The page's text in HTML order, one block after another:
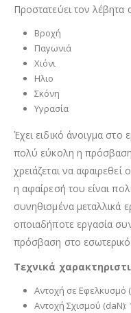
Προστατεύει τον λέβητα
Βροχή
Παγωνιά
Χιόνι
Ηλιο
Σκόνη
Υγρασία
Έχει ειδικό άνοιγμα στο
πολύ εύκολη η
χρειάζεται να
η αφαίρεσή του είναι
συνηθισμένα μεταλλικά
οποιαδήποτε εργασία
πρόσβαση στο
Τεχνικά
Αντοχή σε Εφελκυσμό
Αντοχή Σχισμού (daN):